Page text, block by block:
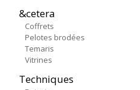
&cetera
Coffrets
Pelotes brodées
Temaris
Vitrines
Techniques